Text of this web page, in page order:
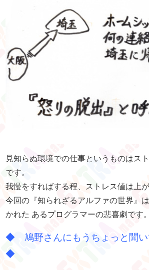
見知らぬ環境での仕事というものはス
です。
我慢をすればする程、ストレス値は上が
今回の『知られざるアルファの世界』
かれた あるプログラマーの悲喜劇です。
◆ 鳩野さんにもうちょっと聞
◆